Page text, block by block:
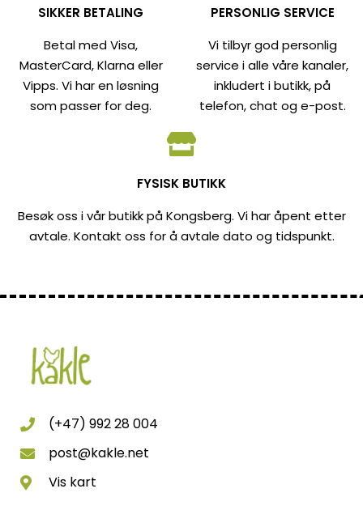
SIKKER BETALING
Betal med Visa,
MasterCard, Klarna eller
Vipps. Vi har en løsning
som passer for deg.
PERSONLIG SERVICE
Vi tilbyr god personlig
service i alle våre kanaler,
inkludert i butikk, på
telefon, chat og e-post.
FYSISK BUTIKK
Besøk oss i vår butikk på Kongsberg. Vi har åpent etter
avtale. Kontakt oss for å avtale dato og tidspunkt.
(+47) 992 28 004
post@kakle.net
Vis kart